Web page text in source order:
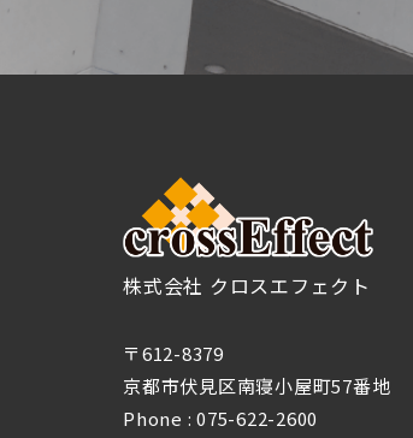
株式会社 クロスエフェクト
〒612-8379
京都市伏見区南寝小屋町57番地
Phone : 075-622-2600